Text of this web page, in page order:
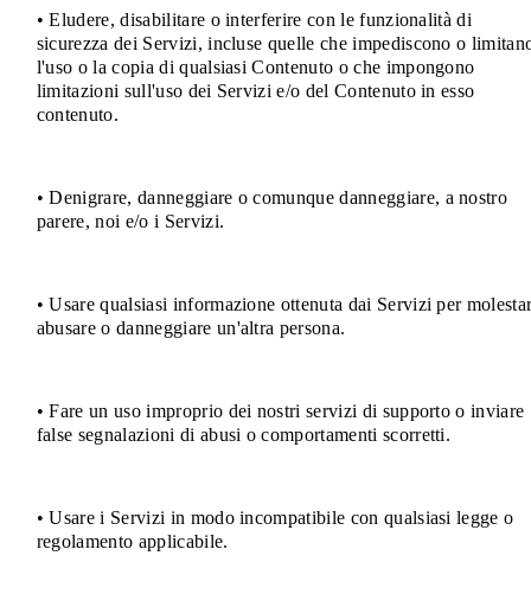
• Eludere, disabilitare o interferire con le funzionalità di
sicurezza dei Servizi, incluse quelle che impediscono o
l'uso o la copia di qualsiasi Contenuto o che impongono
limitazioni sull'uso dei Servizi e/o del Contenuto in esso
contenuto.
• Denigrare, danneggiare o comunque danneggiare, a nostro
parere, noi e/o i Servizi.
• Usare qualsiasi informazione ottenuta dai Servizi per
abusare o danneggiare un'altra persona.
• Fare un uso improprio dei nostri servizi di supporto o inviare
false segnalazioni di abusi o comportamenti scorretti.
• Usare i Servizi in modo incompatibile con qualsiasi legge o
regolamento applicabile.